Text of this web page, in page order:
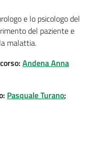
e lo psicologo del
del paziente e
malattia.
Andena Anna
Pasquale Turano;